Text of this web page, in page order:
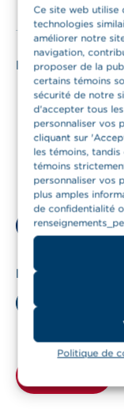
Ce site web utilise
technologies
améliorer notre
navigation,
proposer de la
certains témoins
sécurité de notre
d'accepter tous
personnaliser vos
cliquant sur
les témoins, tandis
témoins
personnaliser vos
plus amples
de confidentialité
Politique de
Intérêts
Chauffe-eau
Borne de
Purificateur
Détecteur
Tout
Langue de
Français